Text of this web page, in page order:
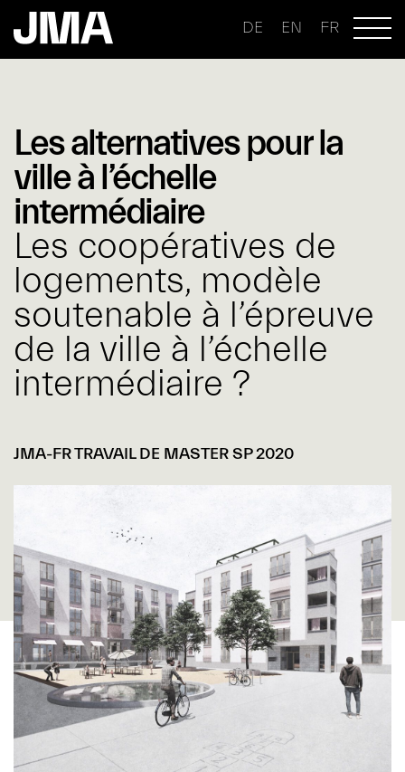
DE EN FR
Les alternatives pour la
ville à l’échelle
intermédiaire
Les coopératives de
logements, modèle
soutenable à l’épreuve
de la ville à l’échelle
intermédiaire ?
JMA-FR TRAVAIL DE MASTER SP 2020